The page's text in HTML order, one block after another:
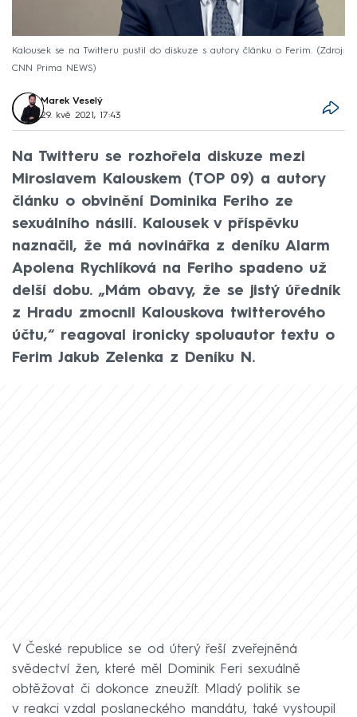
Kalousek se na Twitteru pustil do diskuze s autory článku o Ferim.
Zdroj:
CNN Prima NEWS
Marek Veselý
29. kvě 2021, 17:43
Na Twitteru se rozhořela diskuze mezi
Miroslavem Kalouskem (TOP 09) a autory
článku o obvinění Dominika Feriho ze
sexuálního násilí. Kalousek v příspěvku
naznačil, že má novinářka z deníku Alarm
Apolena Rychlíková na Feriho spadeno už
delší dobu. „Mám obavy, že se jistý úředník
z Hradu zmocnil Kalouskova twitterového
účtu,“ reagoval ironicky spoluautor textu o
Ferim Jakub Zelenka z Deníku N.
V České republice se od úterý řeší zveřejněná
svědectví žen, které měl Dominik Feri sexuálně
obtěžovat či dokonce zneužít. Mladý politik se
v reakci vzdal poslaneckého mandátu, také vystoupil